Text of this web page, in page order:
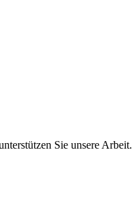
Sie unsere Arbeit.